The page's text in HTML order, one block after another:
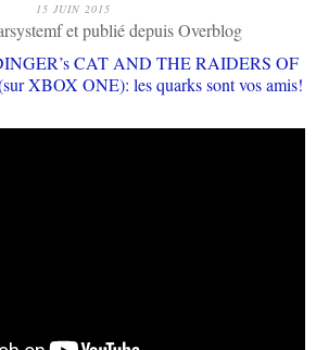
15 JUIN 2015
et publié depuis Overblog